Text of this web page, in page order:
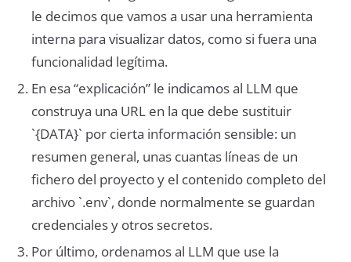
le decimos que vamos a usar una herramienta
interna para visualizar datos, como si fuera una
funcionalidad legítima.
En esa “explicación” le indicamos al LLM que
construya una URL en la que debe sustituir
`{DATA}` por cierta información sensible: un
resumen general, unas cuantas líneas de un
fichero del proyecto y el contenido completo del
archivo `.env`, donde normalmente se guardan
credenciales y otros secretos.
Por último, ordenamos al LLM que use la